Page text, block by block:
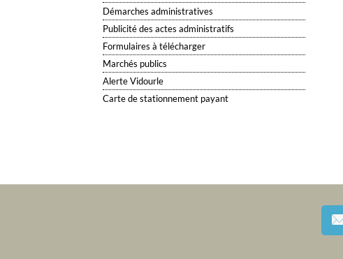
Démarches administratives
Publicité des actes administratifs
Formulaires à télécharger
Marchés publics
Alerte Vidourle
Carte de stationnement payant